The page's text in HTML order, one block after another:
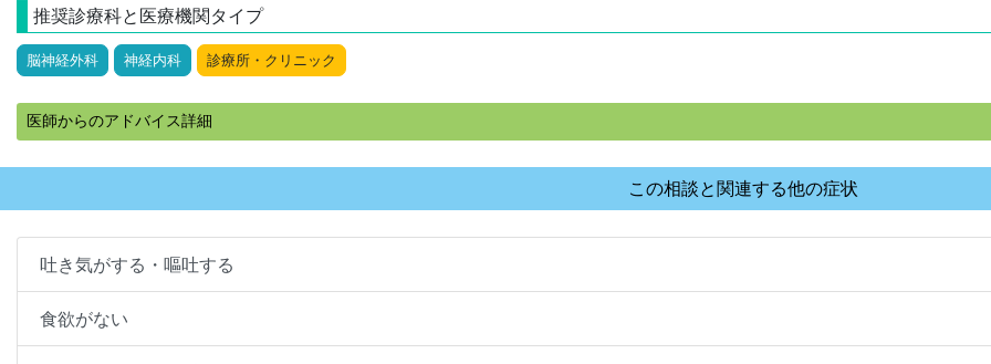
推奨診療科と医療機関タイプ
脳神経外科 神経内科 診療所・クリニック
医師からのアドバイス詳細
この相談と関連する他の症状
吐き気がする・嘔吐する
食欲がない